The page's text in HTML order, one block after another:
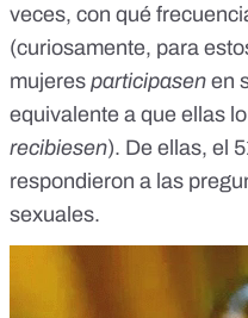
veces, con qué
(curiosamente, para
mujeres participasen en
equivalente a que ellas lo
recibiesen). De ellas, el
respondieron a las
sexuales.